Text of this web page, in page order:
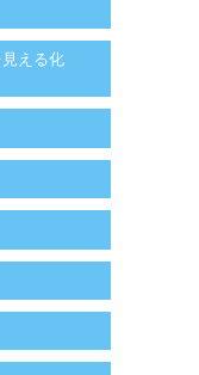
える化